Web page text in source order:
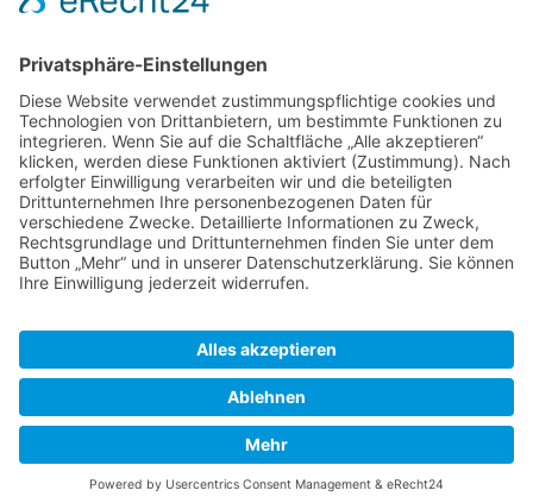
Wir benötigen Ihre Zustimmung, um den
Google Maps-Service zu laden!
Wir verwenden einen Service eines
Drittanbieters, um Karteninhalte einzubetten.
Dieser Service kann Daten zu Ihren Aktivitäten
sammeln. Bitte lesen Sie die Details durch und
stimmen Sie der Nutzung des Service zu, um
diese Karte anzuzeigen.
Mehr Informationen
Akzeptieren
Usercentrics Consent Management
Platform&eRecht24
© 2022 - 2026 Dr. Martin Schwarz. Alle Rechte
vorbehalten.